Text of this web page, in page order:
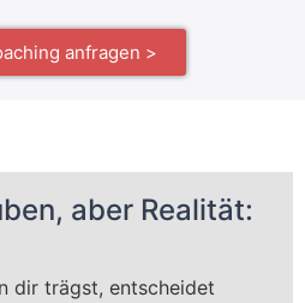
anfragen >
aber Realität:
dir trägst, entscheidet